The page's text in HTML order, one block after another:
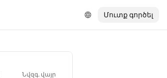
Մուտք գործել
Նվզգ. վայր